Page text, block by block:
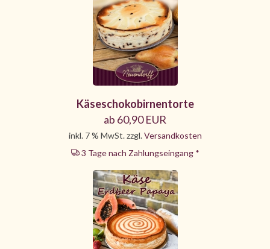
Käseschokobirnentorte
ab 60,90 EUR
inkl. 7 % MwSt. zzgl.Versandkosten
3 Tage nach Zahlungseingang *